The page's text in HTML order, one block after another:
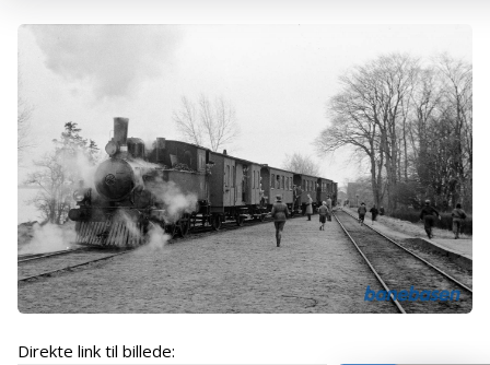
Direkte link til billede: